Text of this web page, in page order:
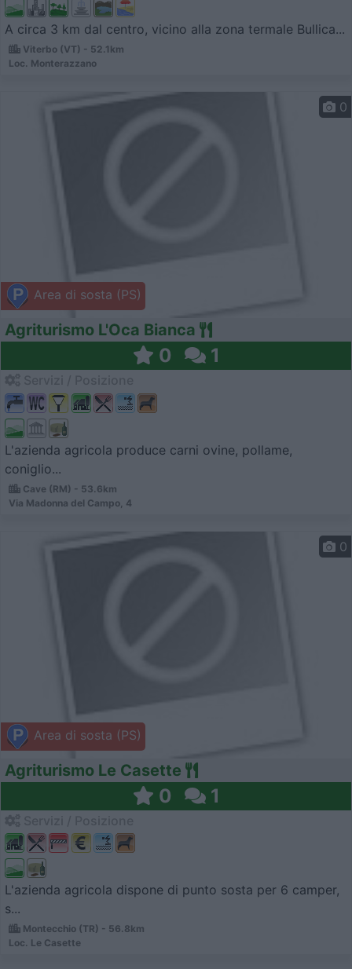
A circa 3 km dal centro, vicino alla zona termale Bullica...
Viterbo (VT) - 52.1km
Loc. Monterazzano
Area di sosta (PS)
0
Agriturismo L'Oca Bianca
0 1
L'azienda agricola produce carni ovine, pollame,
coniglio...
Cave (RM) - 53.6km
Via Madonna del Campo, 4
Area di sosta (PS)
0
Agriturismo Le Casette
0 1
L'azienda agricola dispone di punto sosta per 6 camper,
s...
Montecchio (TR) - 56.8km
Loc. Le Casette